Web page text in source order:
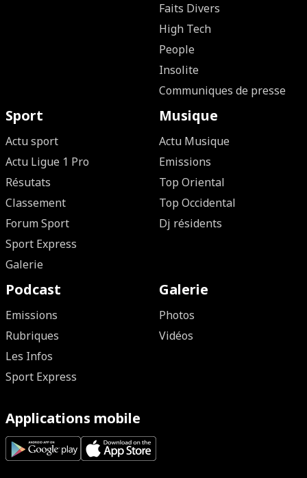
Faits Divers
High Tech
People
Insolite
Communiques de presse
Sport
Actu sport
Actu Ligue 1 Pro
Résutats
Classement
Forum Sport
Sport Express
Galerie
Musique
Actu Musique
Emissions
Top Oriental
Top Occidental
Dj résidents
Podcast
Emissions
Rubriques
Les Infos
Sport Express
Galerie
Photos
Vidéos
Applications mobile